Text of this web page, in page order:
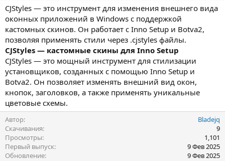
о
д
а
н
и
я
CJStyles — это инструмент для изменения внешнего вида
оконных приложений в Windows с поддержкой
кастомных скинов. Он работает с Inno Setup и Botva2,
позволяя применять стили через .cjstyles файлы.
CJStyles — кастомные скины для Inno Setup
CJStyles — это мощный инструмент для стилизации
установщиков, созданных с помощью Inno Setup и
Botva2. Он позволяет изменять внешний вид окон,
кнопок, заголовков, а также применять уникальные
цветовые схемы.
Автор
Bladejq
Скачивания
9
Просмотры
1,101
Первый выпуск
9 Фев 2025
Обновление
9 Фев 2025